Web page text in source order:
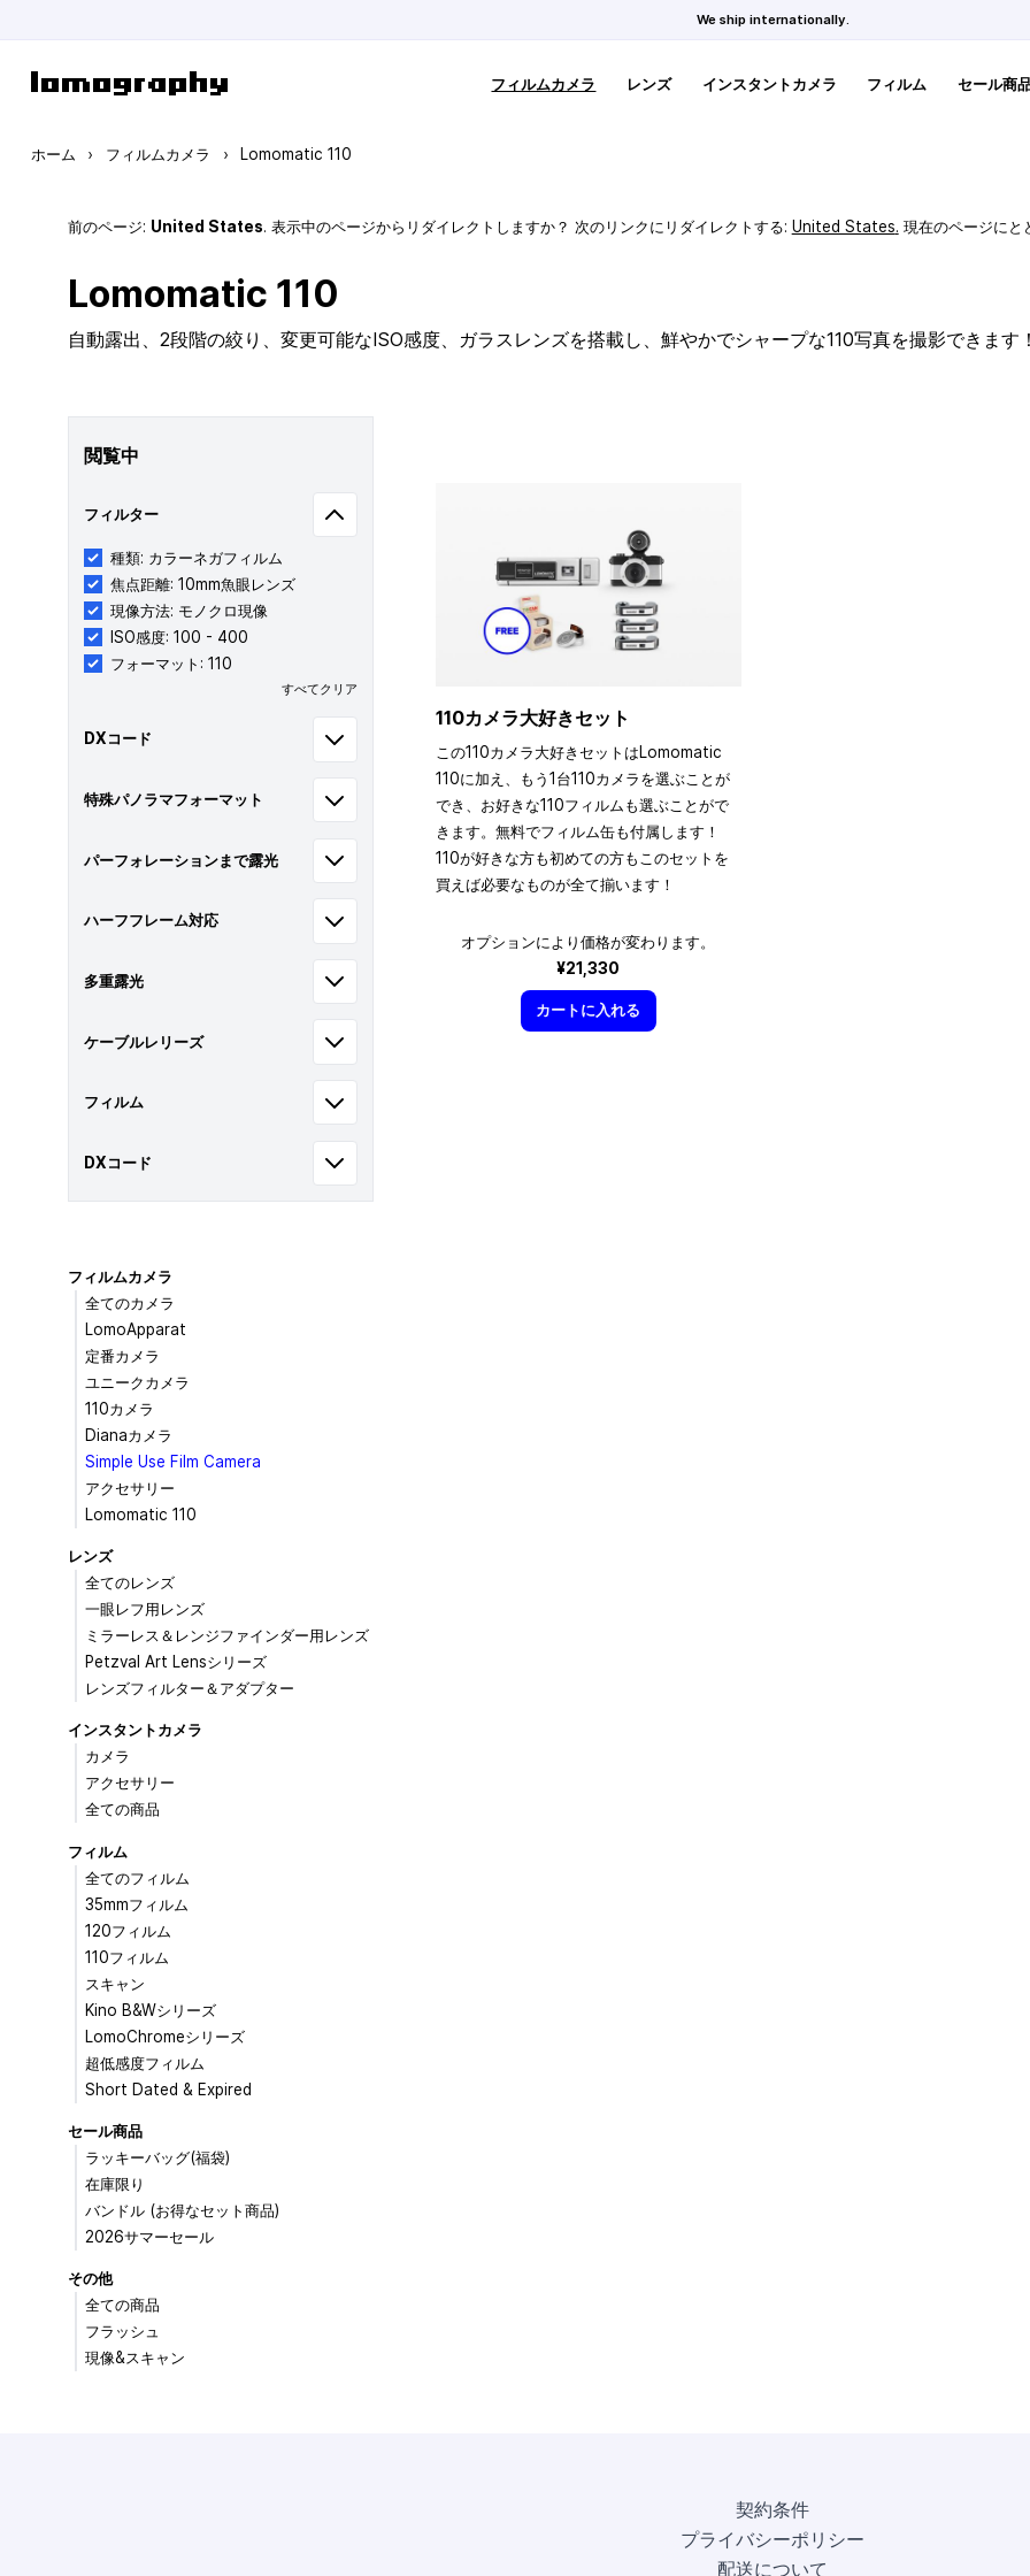
We ship internationally.
フィルムカメラ レンズ インスタントカメラ フィルム セール商
ホーム › フィルムカメラ › Lomomatic 110
前のページ: United States. 表示中のページからリダイレクトしますか？ 次のリンクにリダイレクトする: United States. 現在のページにと
Lomomatic 110
自動露出、2段階の絞り、変更可能なISO感度、ガラスレンズを搭載し、鮮やかでシャープな110写真を撮影できます
閲覧中
フィルター
種類: カラーネガフィルム
焦点距離: 10mm魚眼レンズ
現像方法: モノクロ現像
ISO感度: 100 - 400
フォーマット: 110
すべてクリア
DXコード
特殊パノラマフォーマット
パーフォレーションまで露光
ハーフフレーム対応
多重露光
ケーブルレリーズ
フィルム
DXコード
110カメラ大好きセット
この110カメラ大好きセットはLomomatic
110に加え、もう1台110カメラを選ぶことが
でき、お好きな110フィルムも選ぶことがで
きます。無料でフィルム缶も付属します！
110が好きな方も初めての方もこのセットを
買えば必要なものが全て揃います！
オプションにより価格が変わります。
¥21,330
カートに入れる
フィルムカメラ
全てのカメラ
LomoApparat
定番カメラ
ユニークカメラ
110カメラ
Dianaカメラ
Simple Use Film Camera
アクセサリー
Lomomatic 110
レンズ
全てのレンズ
一眼レフ用レンズ
ミラーレス＆レンジファインダー用レンズ
Petzval Art Lensシリーズ
レンズフィルター＆アダプター
インスタントカメラ
カメラ
アクセサリー
全ての商品
フィルム
全てのフィルム
35mmフィルム
120フィルム
110フィルム
スキャン
Kino B&Wシリーズ
LomoChromeシリーズ
超低感度フィルム
Short Dated & Expired
セール商品
ラッキーバッグ(福袋)
在庫限り
バンドル (お得なセット商品)
2026サマーセール
その他
全ての商品
フラッシュ
現像&スキャン
契約条件
プライバシーポリシー
配送について